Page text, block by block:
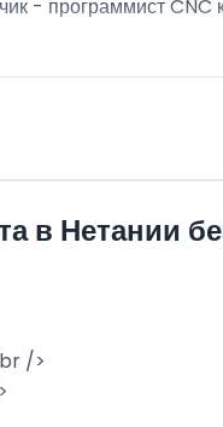
- программист CNC
в Нетании
/>